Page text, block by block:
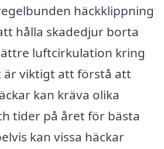
häckklippning
hålla skadedjur borta
luftcirkulation kring
är viktigt att förstå att
kan kräva olika
tider på året för bästa
kan vissa häckar